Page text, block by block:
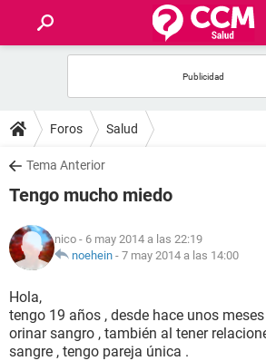
FOROS
SALUD
FAMILIA
NUTRICIÓN
BIENESTAR
SEXUALIDAD
Foros Salud
Tema Anterior
Tengo mucho miedo
nico - 6 may 2014 a las 22:19
noehein - 7 may 2014 a las 14:00
Hola,
tengo 19 años , desde hace unos
orinar sangro , también al tener
sangre , tengo pareja única .